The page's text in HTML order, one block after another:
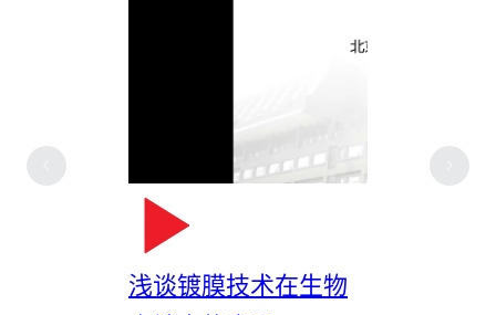
浅谈镀膜技术在生物